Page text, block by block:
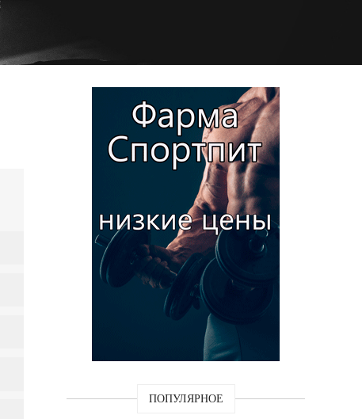
ПОПУЛЯРНОЕ